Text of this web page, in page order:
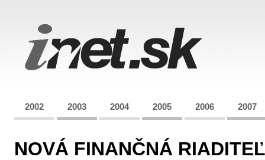
2002 2003 2004 2005 2006 2007
NOVÁ FINANČNÁ